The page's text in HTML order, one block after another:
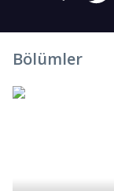
Bölümler